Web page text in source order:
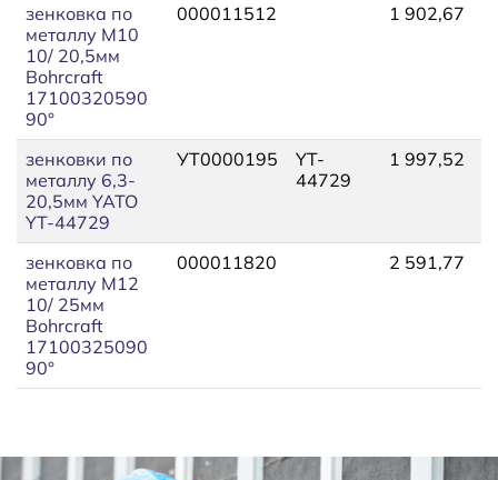
зенковка по
металлу М10
10/ 20,5мм
Bohrcraft
17100320590
90°
000011512 1 902,67
зенковки по
металлу 6,3-
20,5мм YATO
YT-44729
УТ0000195
YT-
44729
1 997,52
зенковка по
металлу М12
10/ 25мм
Bohrcraft
17100325090
90°
000011820 2 591,77